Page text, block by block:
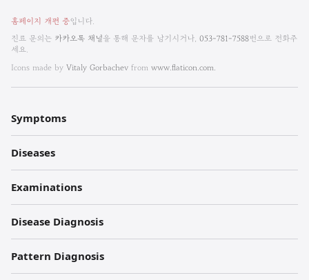
비
엠
한
방
내
과
한
의
원
각
주
홈페이지 개편 중입니다.
진료 문의는 카카오톡 채널을 통해 문자를 남기시거나, 053-781-7588번으로 전화주
세요.
Icons made by Vitaly Gorbachev from www.flaticon.com.
Symptoms
Diseases
Examinations
Disease Diagnosis
Pattern Diagnosis